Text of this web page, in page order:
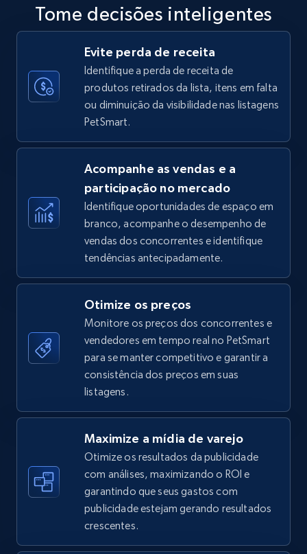
using sku numbers
URL, Final price, Sku, Currency, Gtin,
Specifications, Image urls, Top reviews, and
5.6K+ 875+ Comece agora
TikTok Shop
URL, Title, Available, Description, Currency, Initial
price, Final price, Discount percent, and more.
5.4K+ 667+ Comece agora
TikTok Shop - category
URL, Title, Available, Description, Currency, Initial
price, Final price, Discount percent, and more.
TikTok Shop - Collect TikTok shop products
by keywords search
URL, Title, Available, Description, Currency, Initial
price, Final price, Discount percent, and more.
Tome decisões inteligentes
Evite perda de receita
Identifique a perda de receita de
produtos retirados da lista, itens em falta
ou diminuição da visibilidade nas listagens
PetSmart.
Acompanhe as vendas e a
participação no mercado
Identifique oportunidades de espaço em
branco, acompanhe o desempenho de
vendas dos concorrentes e identifique
tendências antecipadamente.
Otimize os preços
Monitore os preços dos concorrentes e
vendedores em tempo real no PetSmart
para se manter competitivo e garantir a
consistência dos preços em suas
listagens.
Maximize a mídia de varejo
Otimize os resultados da publicidade
com análises, maximizando o ROI e
garantindo que seus gastos com
publicidade estejam gerando resultados
crescentes.